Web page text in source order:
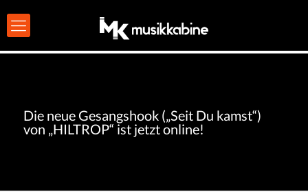
Die neue Gesangshook („Seit Du kamst“)
von „HILTROP“ ist jetzt online!